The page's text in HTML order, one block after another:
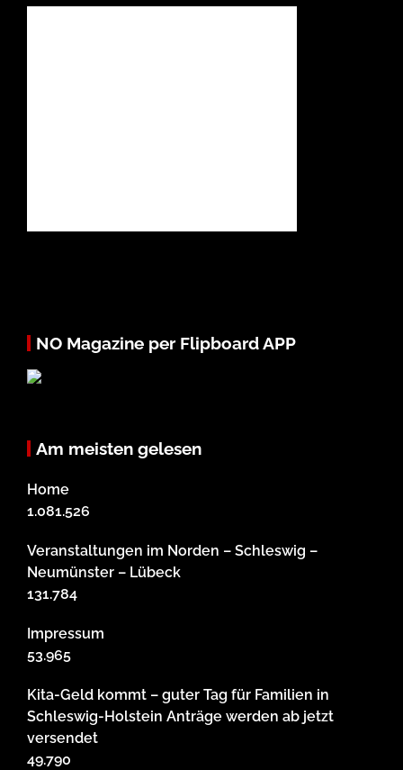
NO Magazine per Flipboard APP
Am meisten gelesen
Home
1.081.526
Veranstaltungen im Norden – Schleswig –
Neumünster – Lübeck
131.784
Impressum
53.965
Kita-Geld kommt – guter Tag für Familien in
Schleswig-Holstein Anträge werden ab jetzt
versendet
49.790